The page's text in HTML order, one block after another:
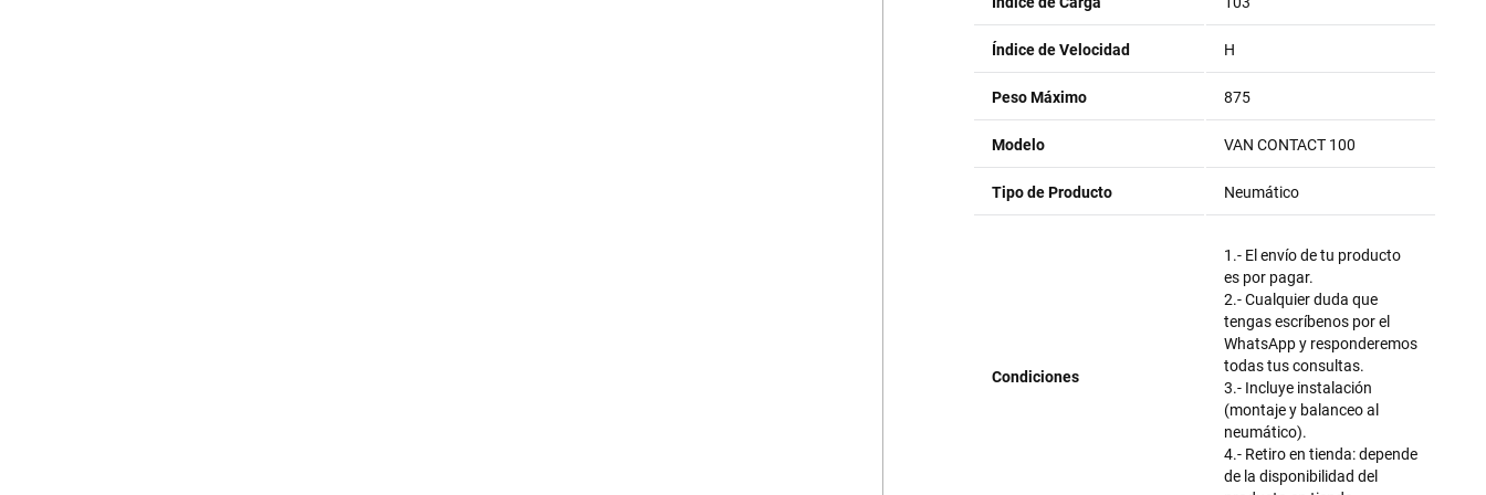
Índice de Velocidad H
Peso Máximo 875
Modelo VAN CONTACT 100
Tipo de Producto Neumático
Condiciones
1.- El envío de tu producto
es por pagar.
2.- Cualquier duda que
tengas escríbenos por el
WhatsApp y responderemos
todas tus consultas.
3.- Incluye instalación
(montaje y balanceo al
neumático).
4.- Retiro en tienda: depende
de la disponibilidad del